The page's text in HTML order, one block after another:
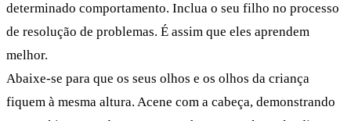
determinado comportamento. Inclua o seu filho no processo
de resolução de problemas. É assim que eles aprendem
melhor.
Abaixe-se para que os seus olhos e os olhos da criança
fiquem à mesma altura. Acene com a cabeça, demonstrando